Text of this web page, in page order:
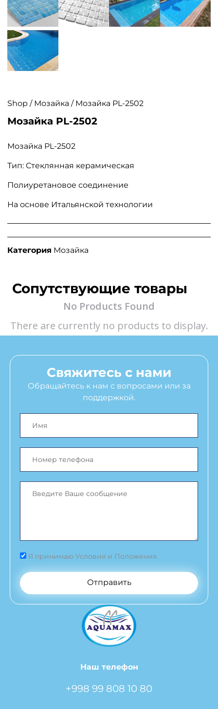
Shop / Мозайка / Мозайка PL-2502
Мозайка PL-2502
Мозайка PL-2502
Тип: Стеклянная керамическая
Полиуретановое соединение
На основе Итальянской технологии
Категория Мозайка
Сопутствующие товары
No Products Found
There are currently no products to display.
Свяжитесь с нами
Обращайтесь к нам с вопросами или за
поддержкой.
Я принимаю Условия и Положения
Отправить
Наш телефон
+998 99 808 10 80